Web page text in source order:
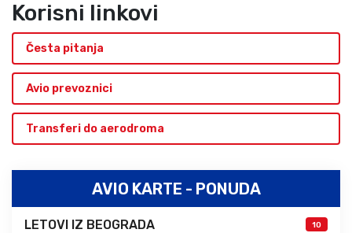
Korisni linkovi
Česta pitanja
Avio prevoznici
Transferi do aerodroma
AVIO KARTE - PONUDA
LETOVI IZ BEOGRADA 10